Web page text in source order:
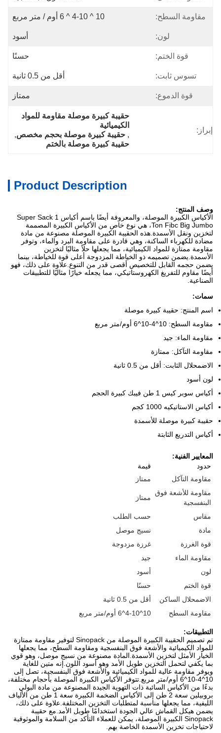
مقاومة السطح: 10 ^ 4-10 ^ 6 أوم / متر مربع
لون: أسود
قوة الختم: حسنًا
تسوس ثابت: أقل من 0.5 ثانية
قوة الدموع: ممتاز
إبراز:
حقيبة كبيرة موصلة مقاومة للمواد
الكيميائية
, حقيبة كبيرة موصلة بحجم مخصص ,
حقيبة كبيرة موصلة بالختم
Product Description
وصف المنتج:
الأكياس الكبيرة الموصلة، والمعروفة أيضًا باسم أكياس Super Sack 1
Ton Fibc Big Jumbo، هي نوع خاص من الأكياس الكبيرة المصممة
لتخزين ونقل الأسمدة.هذه الحقيبة الكبيرة الموصلة مصنوعة من مادة
مضادة للكهرباء الساكنة، وهي قادرة على مقاومة البرد والماء، وتوفر
مقاومة ممتازة للمواد الكيميائية، مما يجعلها حلاً مثاليًا لتخزين
الأسمدة.يضمن تصميمه ذو الخياطة المزدوجة أعلى قوة للخياطة، بينما
يضمن حجمه القابل للتخصيص أقصى قدر من التنوع.علاوة على ذلك، فهو
أيضًا مقاوم للتفريغ الكهروستاتيكي، مما يجعله خيارًا مثاليًا للتطبيقات
الصناعية.
سمات:
اسم المنتج: حقيبة كبيرة موصلة
مقاومة السطح: 10^4-10^6 أوم/متر مربع
مقاومة الماء: جيد
مقاومة التآكل: ممتازة
الاضمحلال الثابت: أقل من 0.5 ثانية
لون أسود
أكياس سوبر كيس 1 طن فيبك كبيرة الحجم
أكياس الاستاتيكيه 1000 كجم
حقيبة كبيرة موصلة للأسمدة
أكياس التدريع الثابتة
المعايير الفنية:
حدود
قيمة
مقاومة التآكل
ممتاز
مقاومة للأشعة فوق
البنفسجية
ممتاز
مقاس
حسب الطلب
مادة
نسيج موصل
قوة الغرزة
غرزة مزدوجة
مقاومة الماء
جيد
لون
أسود
قوة الختم
حسنًا
الاضمحلال الساكن
أقل من 0.5 ثانية
مقاومة السطح
10^4-10^6 أوم/متر مربع
التطبيقات:
تم تصميم الحقيبة الكبيرة الموصلة من Sinopack لتوفير مقاومة ممتازة
للمواد الكيميائية والأشعة فوق البنفسجية ومقاومة السطح، مما يجعلها
الخيار الأمثل لتخزين الأسمدة.المادة مصنوعة من نسيج موصل، وهو قوي
بما يكفي لتحمل التخزين طويل الأمد وهو أسود اللون.إنه متين للغاية
ويوفر مقاومة عالية للمواد الكيميائية والأشعة فوق البنفسجية، تصل إلى
10^4-10^6 أوم/متر مربع.تتوفر الأكياس الكبيرة الموصلة بأحجام مختلفة،
بدءًا من الأكياس السائبة ذات التهوية الجيدة المصنوعة من مادة البولي
بروبيلين سعة 2 طن إلى الأكياس الضخمة الكبيرة سعة 1 طن من الألياف
الليفية، مما يجعلها مناسبة لمتطلبات التخزين المختلفة.علاوة على ذلك،
يضمن هيكل القماش عالي الجودة استخدامًا طويل الأمد.مع حقيبة
Sinopack الكبيرة الموصلة، يمكن للعملاء التأكد من السلامة والموثوقية
لاحتياجات تخزين الأسمدة الخاصة بهم.